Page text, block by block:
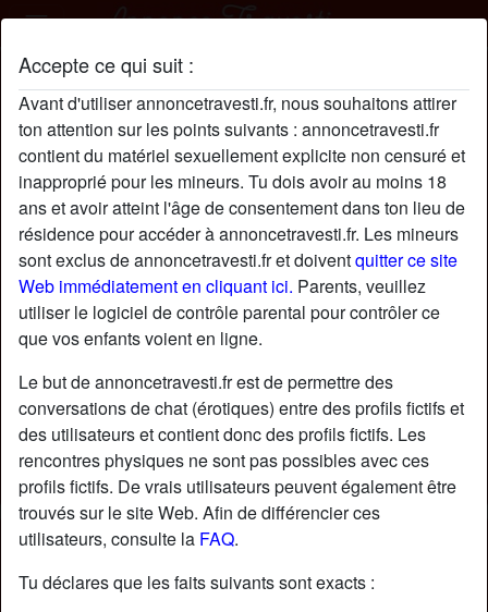
Accepte ce qui suit :
Avant d'utiliser annoncetravesti.fr, nous souhaitons attirer
ton attention sur les points suivants : annoncetravesti.fr
contient du matériel sexuellement explicite non censuré et
inapproprié pour les mineurs. Tu dois avoir au moins 18
ans et avoir atteint l'âge de consentement dans ton lieu de
résidence pour accéder à annoncetravesti.fr. Les mineurs
sont exclus de annoncetravesti.fr et doiventquitter ce site
Web immédiatement en cliquant ici. Parents, veuillez
utiliser le logiciel de contrôle parental pour contrôler ce
que vos enfants voient en ligne.
Le but de annoncetravesti.fr est de permettre des
conversations de chat (érotiques) entre des profils fictifs et
des utilisateurs et contient donc des profils fictifs. Les
rencontres physiques ne sont pas possibles avec ces
profils fictifs. De vrais utilisateurs peuvent également être
trouvés sur le site Web. Afin de différencier ces
utilisateurs, consulte la FAQ.
Tu déclares que les faits suivants sont exacts :
RomaneSouc8on profil
starAjouter chatDiscuter !
Nickname:
Âge:
34